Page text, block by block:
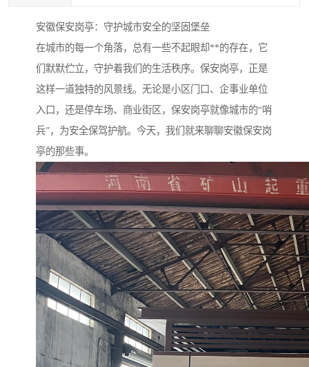
安徽保安岗亭：守护城市安全的坚固堡垒
在城市的每一个角落，总有一些不起眼却**的存在，它
们默默伫立，守护着我们的生活秩序。保安岗亭，正是
这样一道独特的风景线。无论是小区门口、企事业单位
入口，还是停车场、商业街区，保安岗亭就像城市的“哨
兵”，为安全保驾护航。今天，我们就来聊聊安徽保安岗
亭的那些事。